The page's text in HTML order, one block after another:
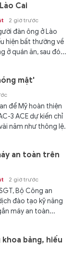
Cai
2 giờ trước
đàn ông ở Lào
hiện bất thường về
ở quán ăn, sau đó...
mặt'
để Mỹ hoàn thiện
3 ACE dự kiến chỉ
năm như thông lệ.
an toàn trên
2 giờ trước
Bộ Công an
đào tạo kỹ năng
máy an toàn...
bảng, hiếu